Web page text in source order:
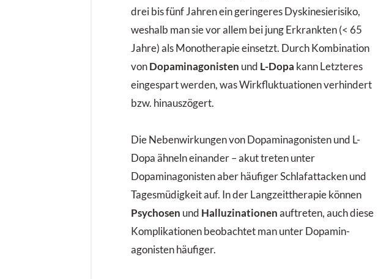
drei bis fünf Jahren ein geringeres Dyskinesierisiko,
weshalb man sie vor allem bei jung Erkrankten (< 65
Jahre) als Monotherapie einsetzt. Durch Kombination
von Dopaminagonisten und L-Dopa kann Letzteres
eingespart werden, was Wirkfluktuationen verhindert
bzw. hinauszögert.
Die Nebenwirkungen von Dop­aminagonisten und L-
Dopa ähneln einander – akut treten unter
Dopaminagonisten aber häufiger Schlafattacken und
Tagesmüdigkeit auf. In der Langzeittherapie können
Psychosen und Halluzinationen auftreten, auch diese
Komplikatio­nen beobachtet man unter Dop­amin­
agonisten häufiger.